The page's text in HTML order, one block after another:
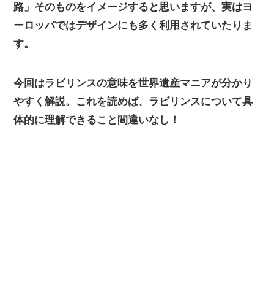
路」そのものをイメージすると思いますが、実はヨ
ーロッパではデザインにも多く利用されていたりま
す。
今回はラビリンスの意味を世界遺産マニアが分かり
やすく解説。これを読めば、ラビリンスについて具
体的に理解できること間違いなし！